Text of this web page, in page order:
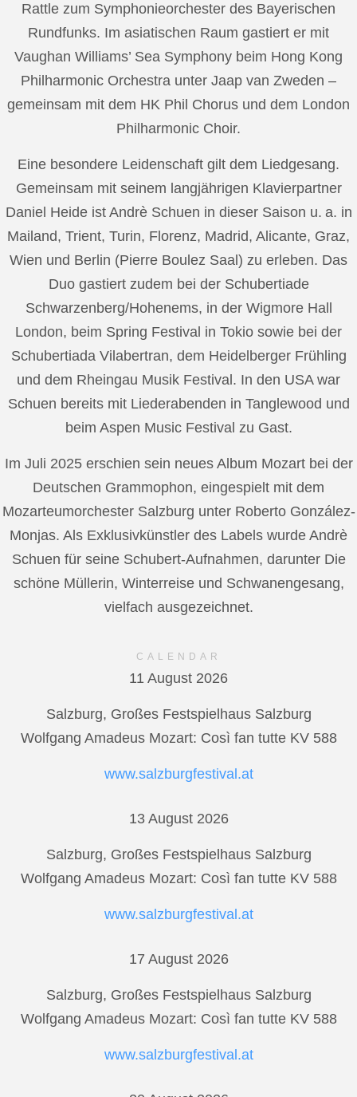
Rattle zum Symphonieorchester des Bayerischen
Rundfunks. Im asiatischen Raum gastiert er mit
Vaughan Williams’ Sea Symphony beim Hong Kong
Philharmonic Orchestra unter Jaap van Zweden –
gemeinsam mit dem HK Phil Chorus und dem London
Philharmonic Choir.
Eine besondere Leidenschaft gilt dem Liedgesang.
Gemeinsam mit seinem langjährigen Klavierpartner
Daniel Heide ist Andrè Schuen in dieser Saison u. a. in
Mailand, Trient, Turin, Florenz, Madrid, Alicante, Graz,
Wien und Berlin (Pierre Boulez Saal) zu erleben. Das
Duo gastiert zudem bei der Schubertiade
Schwarzenberg/Hohenems, in der Wigmore Hall
London, beim Spring Festival in Tokio sowie bei der
Schubertiada Vilabertran, dem Heidelberger Frühling
und dem Rheingau Musik Festival. In den USA war
Schuen bereits mit Liederabenden in Tanglewood und
beim Aspen Music Festival zu Gast.
Im Juli 2025 erschien sein neues Album Mozart bei der
Deutschen Grammophon, eingespielt mit dem
Mozarteumorchester Salzburg unter Roberto González-
Monjas. Als Exklusivkünstler des Labels wurde Andrè
Schuen für seine Schubert-Aufnahmen, darunter Die
schöne Müllerin, Winterreise und Schwanengesang,
vielfach ausgezeichnet.
CALENDAR
11 August 2026
Salzburg, Großes Festspielhaus Salzburg
Wolfgang Amadeus Mozart: Così fan tutte KV 588
www.salzburgfestival.at
13 August 2026
Salzburg, Großes Festspielhaus Salzburg
Wolfgang Amadeus Mozart: Così fan tutte KV 588
www.salzburgfestival.at
17 August 2026
Salzburg, Großes Festspielhaus Salzburg
Wolfgang Amadeus Mozart: Così fan tutte KV 588
www.salzburgfestival.at